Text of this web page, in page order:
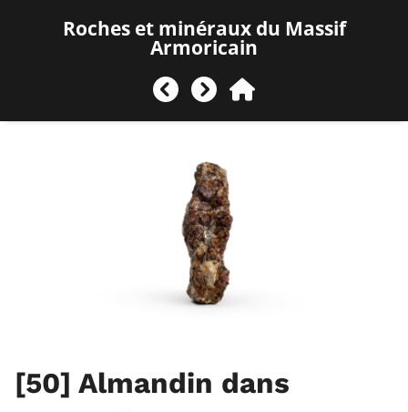
Roches et minéraux du Massif
Armoricain
[50] Almandin dans